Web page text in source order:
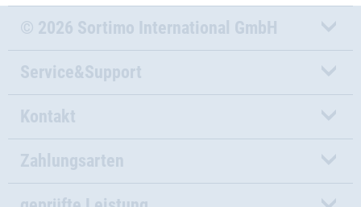
© 2026 Sortimo International GmbH
Service&Support
Kontakt
Zahlungsarten